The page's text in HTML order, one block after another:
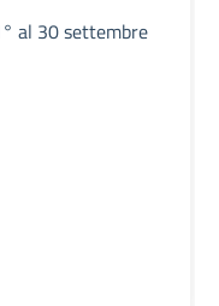
al 30 settembre